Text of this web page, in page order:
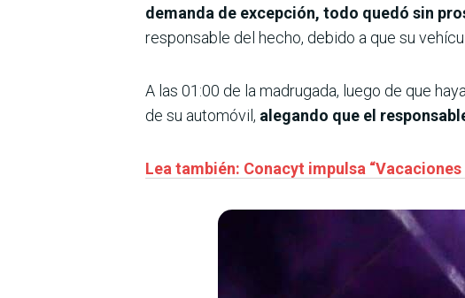
demanda de excepción, todo quedó sin
responsable del hecho, debido a que su
A las 01:00 de la madrugada, luego de que
de su automóvil, alegando que el
Lea también: Conacyt impulsa